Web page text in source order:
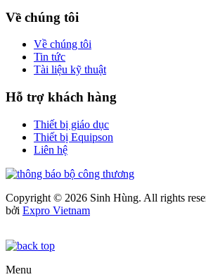
Về chúng tôi
Về chúng tôi
Tin tức
Tài liệu kỹ thuật
Hỗ trợ khách hàng
Thiết bị giáo dục
Thiết bị Equipson
Liên hệ
Copyright © 2026 Sinh Hùng. All rights
bởi Expro Vietnam
Menu